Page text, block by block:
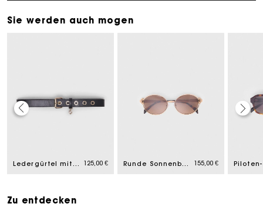
Sie werden auch mogen
Ledergürtel mit Miss M-Schnalle 125,00 € Runde Sonnenbrille 155,00 €
Zu entdecken
Kostenlose Lieferung innerhalb von 2-3 Tagen
PayPal - Bezahlung nach 30 Tagen